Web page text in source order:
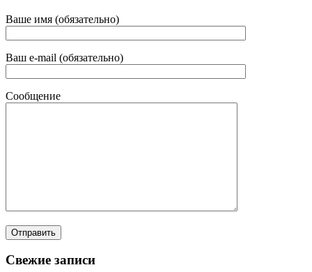
Ваше имя (обязательно)
Ваш e-mail (обязательно)
Сообщение
Свежие записи